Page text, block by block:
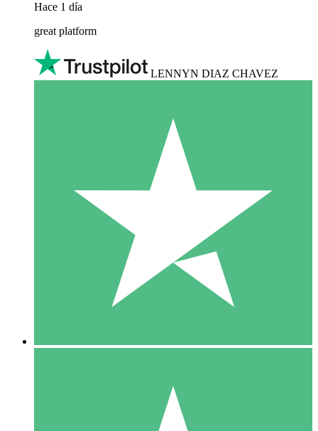
Hace 1 día
great platform
LENNYN DIAZ CHAVEZ